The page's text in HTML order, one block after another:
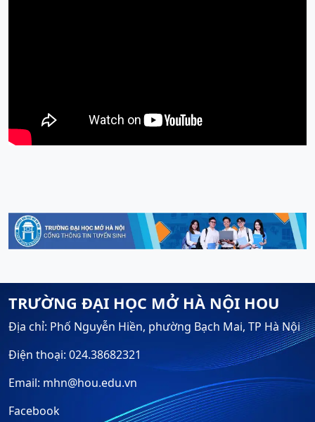
TRƯỜNG ĐẠI HỌC MỞ HÀ NỘI HOU
Địa chỉ: Phố Nguyễn Hiền, phường Bạch Mai, TP Hà Nội
Điện thoại: 024.38682321
Email: mhn@hou.edu.vn
Facebook